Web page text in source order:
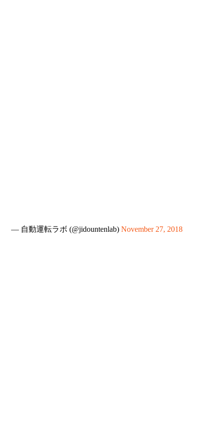
— 自動運転ラボ (@jidountenlab) November 27, 2018